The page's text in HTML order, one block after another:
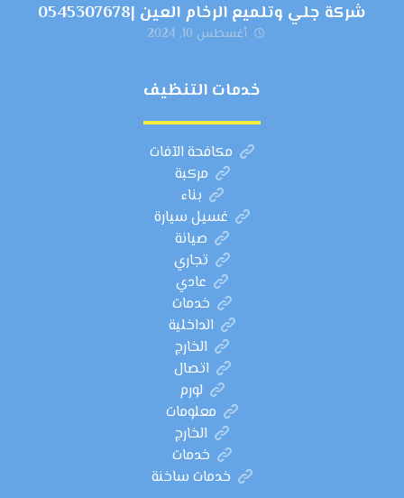
شركة جلي وتلميع الرخام العين |0545307678
أغسطس 10, 2024
خدمات التنظيف
مكافحة الآفات
مركبة
بناء
غسيل سيارة
صيانة
تجاري
عادي
خدمات
الداخلية
الخارج
اتصال
لورم
معلومات
الخارج
خدمات
خدمات ساخنة